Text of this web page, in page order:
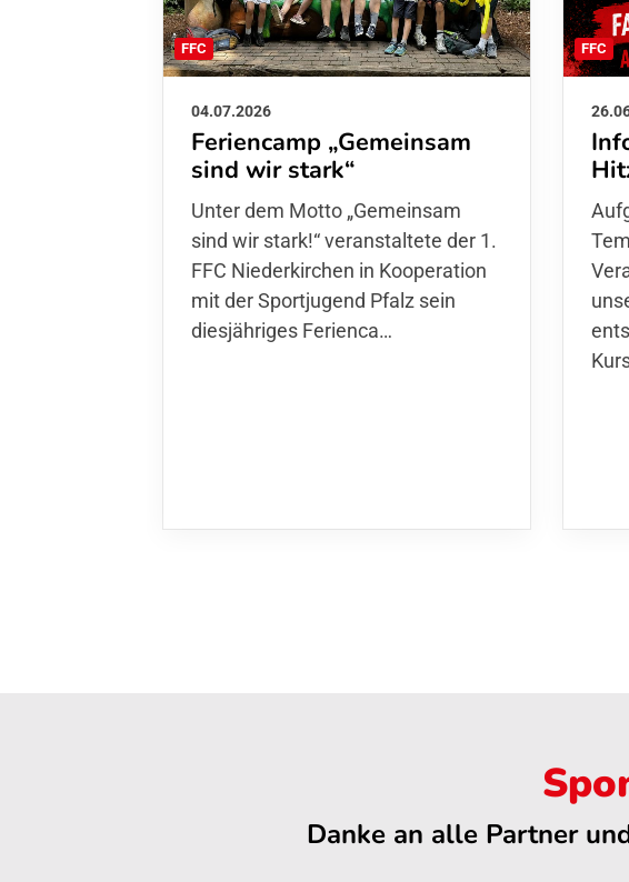
FFC
04.07.2026
Feriencamp „Gemeinsam
sind wir stark“
Unter dem Motto „Gemeinsam sind
wir stark!“ veranstaltete der 1. FFC
Niederkirchen in Kooperation mit
der Sportjugend Pfalz sein
diesjähriges Ferienca…
FFC
Danke an alle Partner